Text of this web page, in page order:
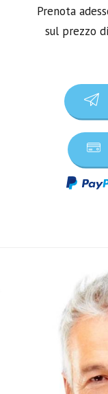
Prenota
sul prezzo